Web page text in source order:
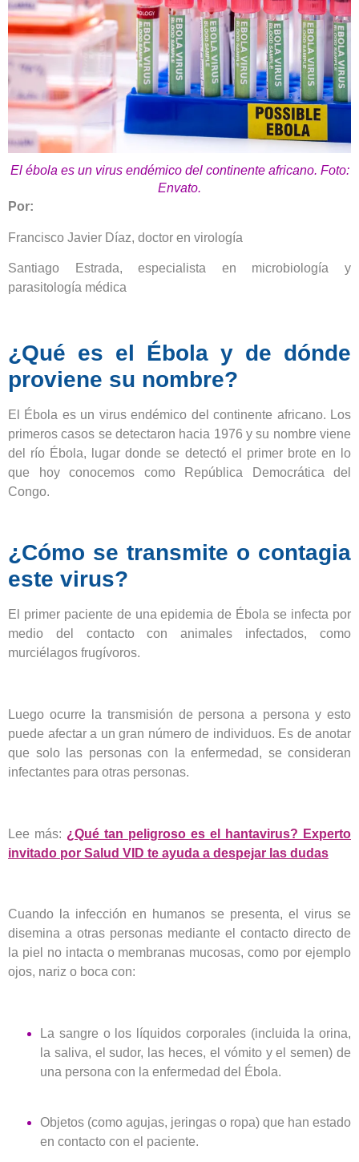
El ébola es un virus endémico del continente africano. Foto:
Envato.
Por:
Francisco Javier Díaz, doctor en virología
Santiago Estrada, especialista en microbiología y
parasitología médica
¿Qué es el Ébola y de dónde
proviene su nombre?
El Ébola es un virus endémico del continente africano. Los
primeros casos se detectaron hacia 1976 y su nombre viene
del río Ébola, lugar donde se detectó el primer brote en lo
que hoy conocemos como República Democrática del
Congo.
¿Cómo se transmite o contagia
este virus?
El primer paciente de una epidemia de Ébola se infecta por
medio del contacto con animales infectados, como
murciélagos frugívoros.
Luego ocurre la transmisión de persona a persona y esto
puede afectar a un gran número de individuos. Es de anotar
que solo las personas con la enfermedad, se consideran
infectantes para otras personas.
Lee más: ¿Qué tan peligroso es el hantavirus? Experto
invitado por Salud VID te ayuda a despejar las dudas
Cuando la infección en humanos se presenta, el virus se
disemina a otras personas mediante el contacto directo de
la piel no intacta o membranas mucosas, como por ejemplo
ojos, nariz o boca con:
La sangre o los líquidos corporales (incluida la orina,
la saliva, el sudor, las heces, el vómito y el semen) de
una persona con la enfermedad del Ébola.
Objetos (como agujas, jeringas o ropa) que han estado
en contacto con el paciente.